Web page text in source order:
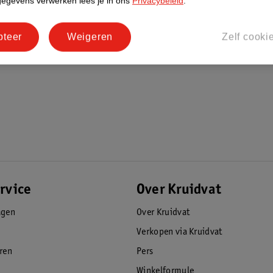
Over Kruidvat
Over Kruidvat
Verkopen via Kruidvat
Pers
Zelf
Weigeren